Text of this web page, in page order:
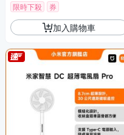
限時下殺 券
加入購物車